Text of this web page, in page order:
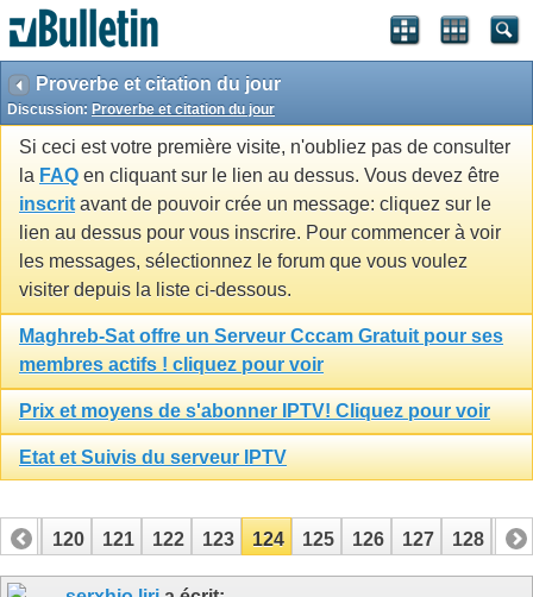
Proverbe et citation du jour
Discussion: Proverbe et citation du jour
Si ceci est votre première visite, n'oubliez pas de consulter
la FAQ en cliquant sur le lien au dessus. Vous devez être
inscrit avant de pouvoir crée un message: cliquez sur le
lien au dessus pour vous inscrire. Pour commencer à voir
les messages, sélectionnez le forum que vous voulez
visiter depuis la liste ci-dessous.
Maghreb-Sat offre un Serveur Cccam Gratuit pour ses
membres actifs ! cliquez pour voir
Prix et moyens de s'abonner IPTV! Cliquez pour voir
Etat et Suivis du serveur IPTV
119 120 121 122 123 124 125 126 127 128 129
139